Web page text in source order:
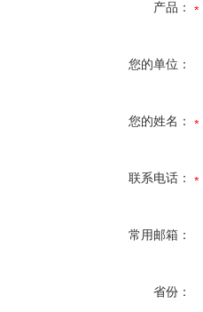
产品：
您的单位：
您的姓名：
联系电话：
常用邮箱：
省份：